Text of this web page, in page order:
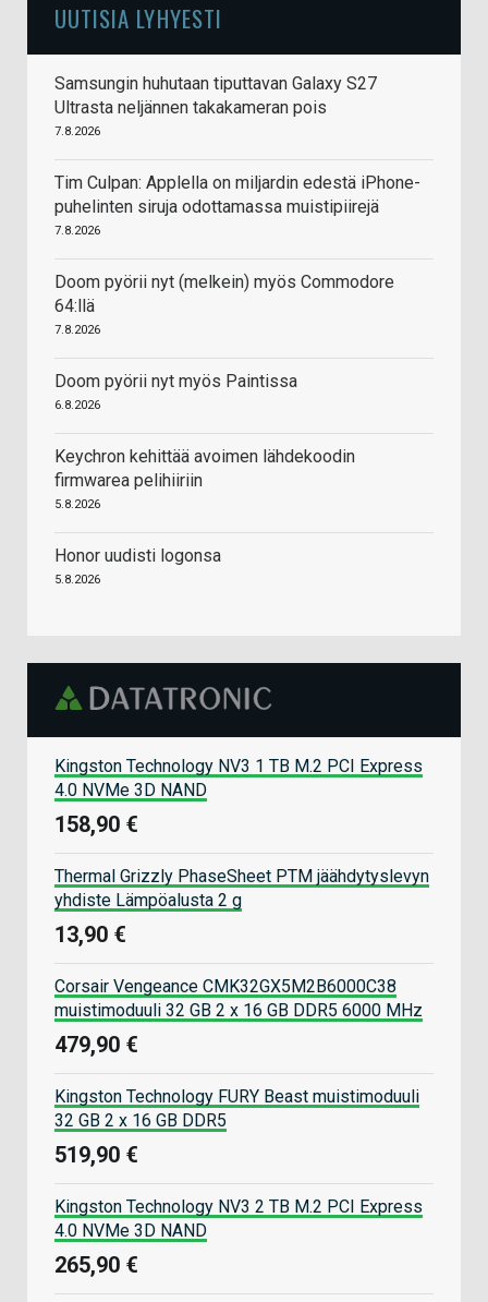
UUTISIA LYHYESTI
Samsungin huhutaan tiputtavan Galaxy S27
Ultrasta neljännen takakameran pois
7.8.2026
Tim Culpan: Applella on miljardin edestä iPhone-
puhelinten siruja odottamassa muistipiirejä
7.8.2026
Doom pyörii nyt (melkein) myös Commodore
64:llä
7.8.2026
Doom pyörii nyt myös Paintissa
6.8.2026
Keychron kehittää avoimen lähdekoodin
firmwarea pelihiiriin
5.8.2026
Honor uudisti logonsa
5.8.2026
Kingston Technology NV3 1 TB M.2 PCI Express
4.0 NVMe 3D NAND
158,90 €
Thermal Grizzly PhaseSheet PTM jäähdytyslevyn
yhdiste Lämpöalusta 2 g
13,90 €
Corsair Vengeance CMK32GX5M2B6000C38
muistimoduuli 32 GB 2 x 16 GB DDR5 6000 MHz
479,90 €
Kingston Technology FURY Beast muistimoduuli
32 GB 2 x 16 GB DDR5
519,90 €
Kingston Technology NV3 2 TB M.2 PCI Express
4.0 NVMe 3D NAND
265,90 €